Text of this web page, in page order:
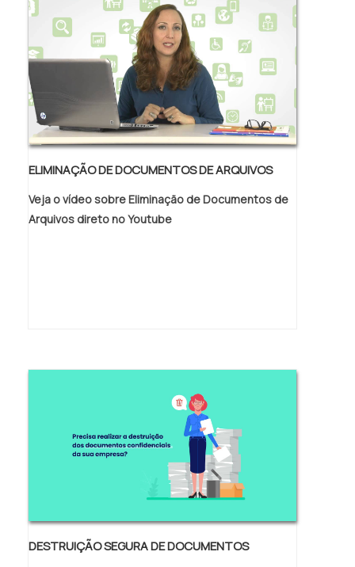
unhas - Polytex E-75: É uma resina
sulfonamida modificada, que atua.
ELIMINAÇÃO DE DOCUMENTOS DE ARQUIVOS
Veja o vídeo sobre Eliminação de Documentos de
Arquivos direto no Youtube
DESTRUIÇÃO SEGURA DE DOCUMENTOS